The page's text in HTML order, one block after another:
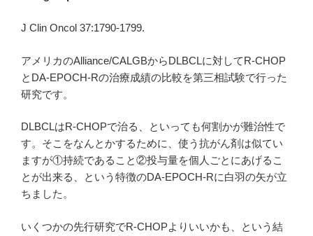
J Clin Oncol 37:1790-1799.
アメリカのAlliance/CALGBからDLBCLに対してR-CHOP
とDA-EPOCH-Rの治療成績の比較を第三相試験で行った
研究です。
DLBCLはR-CHOPで治る、といっても何割かが難治性で
す。そこをなんとかするために、使う抗がん剤は似てい
ますが①持続であること②投与量を個人ごとにあげるこ
とが出来る、という特徴のDA-EPOCH-Rに白羽の矢が立
ちました。
いくつかの先行研究でR-CHOPよりいいかも、という結